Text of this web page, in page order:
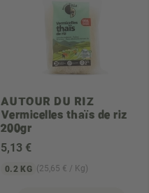
AUTOUR DU RIZ
Vermicelles thaïs de riz
200gr
5,13 €
0.2 KG (25,65 € / Kg)